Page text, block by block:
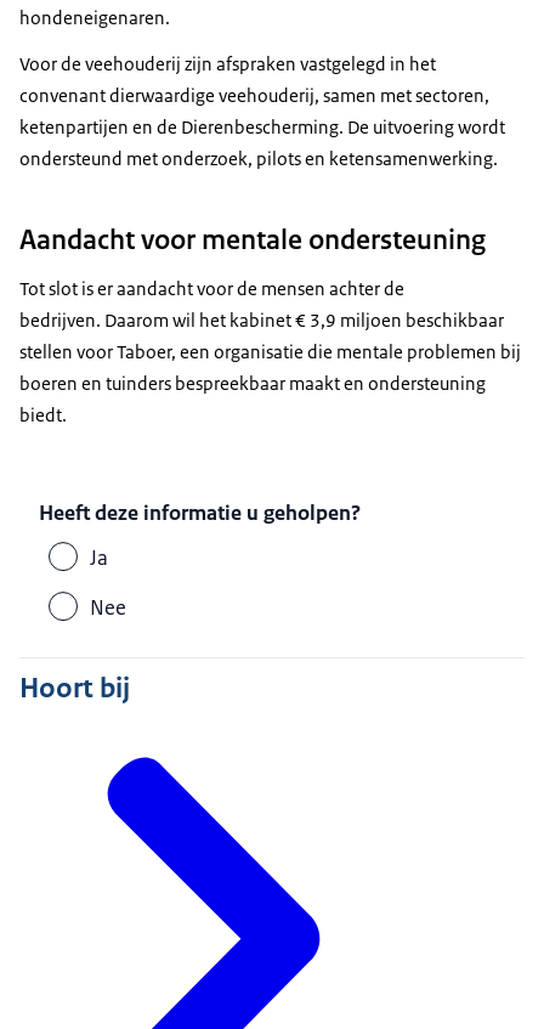
hondeneigenaren.
Voor de veehouderij zijn afspraken vastgelegd in het
convenant dierwaardige veehouderij, samen met sectoren,
ketenpartijen en de Dierenbescherming. De uitvoering wordt
ondersteund met onderzoek, pilots en ketensamenwerking.
Aandacht voor mentale ondersteuning
Tot slot is er aandacht voor de mensen achter de
bedrijven. Daarom wil het kabinet € 3,9 miljoen beschikbaar
stellen voor Taboer, een organisatie die mentale problemen bij
boeren en tuinders bespreekbaar maakt en ondersteuning
biedt.
Heeft deze informatie u geholpen?
Ja
Nee
Hoort bij